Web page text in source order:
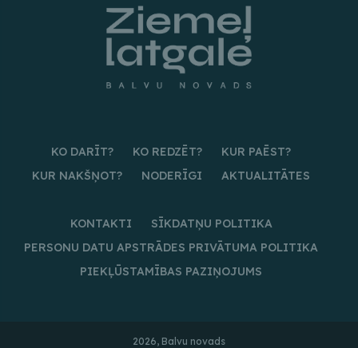
KO DARĪT? KO REDZĒT?
KUR PAĒST?
KUR NAKŠŅOT?
NODERĪGI AKTUALITĀTES
KONTAKTI
SĪKDATŅU POLITIKA
PERSONU DATU APSTRĀDES PRIVĀTUMA POLITIKA
PIEKĻŪSTAMĪBAS PAZIŅOJUMS
2026, Balvu novads